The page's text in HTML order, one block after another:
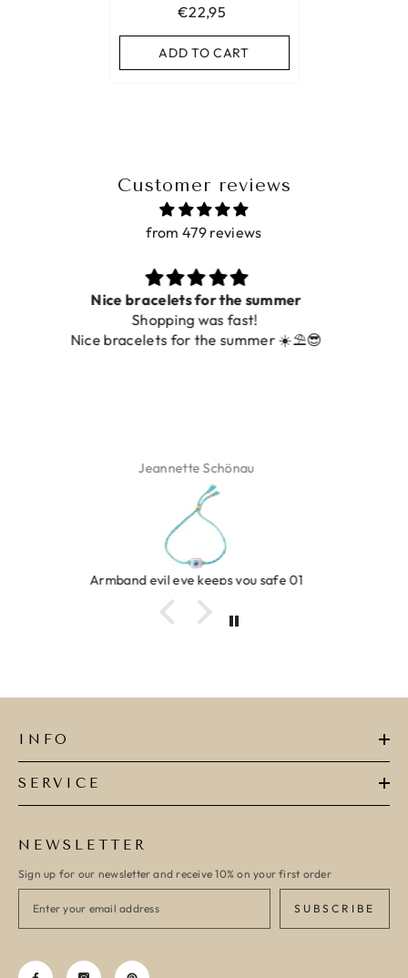
€22,95
ADD TO CART
Customer reviews
from 479 reviews
Prachtig
De ring is zo mooi. Alsook de kleur, net zoals op de
foto.
Isabel Soenens
Ring clover turquoise
INFO
SERVICE
NEWSLETTER
Sign up for our newsletter and receive 10% on your first order
SUBSCRIBE